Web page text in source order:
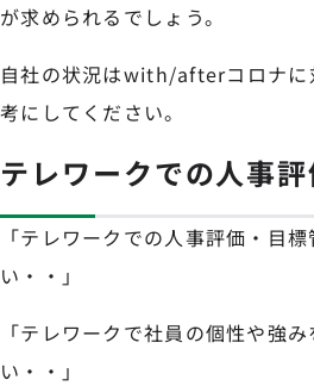
が求められるでしょう。
自社の状況はwith/afterコロナに
考にしてください。
テレワークでの人事
「テレワークでの人事評価・目
い・・」
「テレワークで社員の個性や強
い・・」